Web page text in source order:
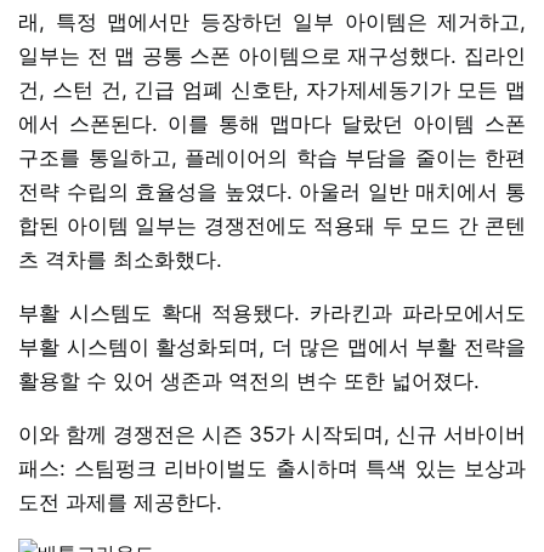
래, 특정 맵에서만 등장하던 일부 아이템은 제거하고,
일부는 전 맵 공통 스폰 아이템으로 재구성했다. 집라인
건, 스턴 건, 긴급 엄폐 신호탄, 자가제세동기가 모든 맵
에서 스폰된다. 이를 통해 맵마다 달랐던 아이템 스폰
구조를 통일하고, 플레이어의 학습 부담을 줄이는 한편
전략 수립의 효율성을 높였다. 아울러 일반 매치에서 통
합된 아이템 일부는 경쟁전에도 적용돼 두 모드 간 콘텐
츠 격차를 최소화했다.
부활 시스템도 확대 적용됐다. 카라킨과 파라모에서도
부활 시스템이 활성화되며, 더 많은 맵에서 부활 전략을
활용할 수 있어 생존과 역전의 변수 또한 넓어졌다.
이와 함께 경쟁전은 시즌 35가 시작되며, 신규 서바이버
패스: 스팀펑크 리바이벌도 출시하며 특색 있는 보상과
도전 과제를 제공한다.